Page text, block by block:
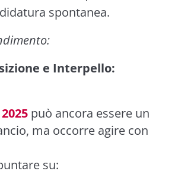
spontanea.
e Interpello:
può ancora essere un
ma occorre agire con
su: